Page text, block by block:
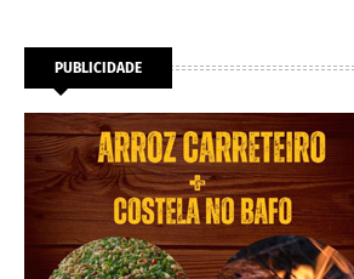
PUBLICIDADE